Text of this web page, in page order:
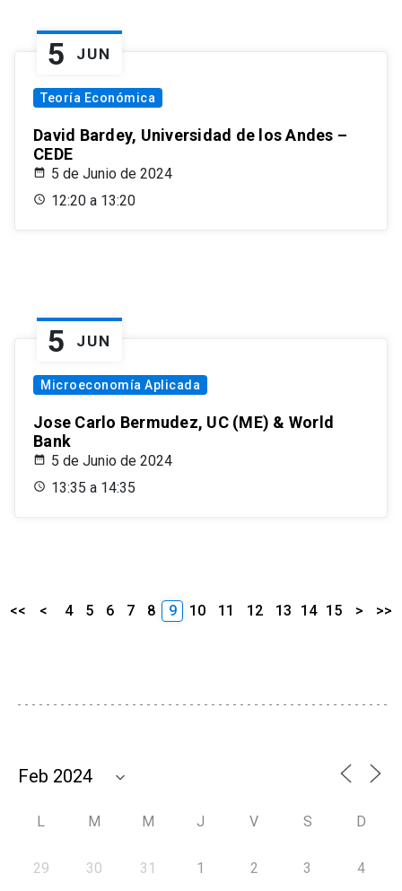
5 JUN
Teoría Económica
David Bardey, Universidad de los Andes –
CEDE
5 de Junio de 2024
12:20 a 13:20
5 JUN
Microeconomía Aplicada
Jose Carlo Bermudez, UC (ME) & World
Bank
5 de Junio de 2024
13:35 a 14:35
<< < 4 5 6 7 8 9 10 11 12 13 14 15 > >>
L M M J V S D
29 30 31 1 2 3 4